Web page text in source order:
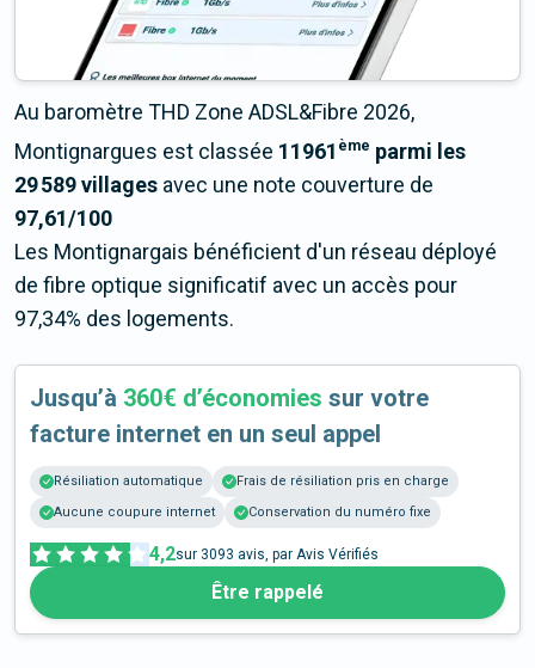
Au baromètre THD Zone ADSL&Fibre 2026,
Montignargues est classée 11961 ème parmi les
29 589 villages avec une note couverture de
97,61/100
Les Montignargais bénéficient d'un réseau déployé
de fibre optique significatif avec un accès pour
97,34% des logements.
Jusqu’à 360€ d’économies sur votre
facture internet en un seul appel
Résiliation automatique
Frais de résiliation pris en charge
Aucune coupure internet
Conservation du numéro fixe
4,2sur 3093 avis, par Avis Vérifiés
Être rappelé